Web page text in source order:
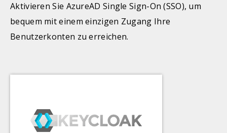
Aktivieren Sie AzureAD Single Sign-On (SSO), um
bequem mit einem einzigen Zugang Ihre
Benutzerkonten zu erreichen.